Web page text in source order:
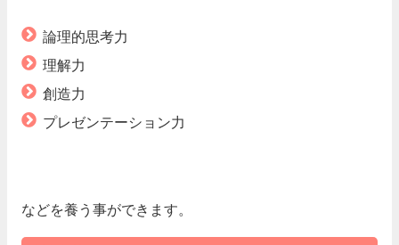
論理的思考力
理解力
創造力
プレゼンテーション力
などを養う事ができます。